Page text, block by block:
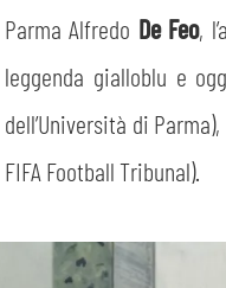
Parma Alfredo De Feo,
leggenda gialloblu e
dell’Università di
FIFA Football Tribunal).